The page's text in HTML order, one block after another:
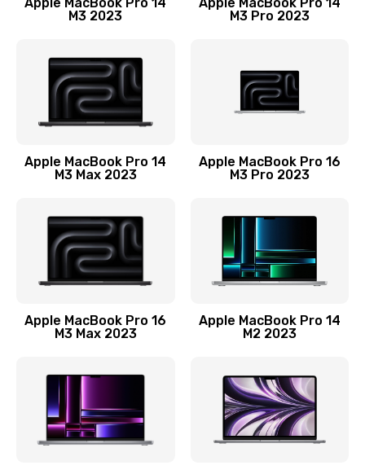
Замена инвертора (модуля подсветки)
1500 руб.
Ремонт цепи питания
Заказать
Ремонт блока питания
Ремонт материнской платы
2500 руб.
M3 2023
M3 Pro 2023
Apple MacBook Pro 14
M3 Max 2023
Apple MacBook Pro 16
M3 Pro 2023
Apple MacBook Pro 16
M3 Max 2023
Apple MacBook Pro 14
M2 2023